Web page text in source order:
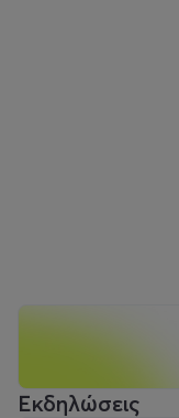
Εκδηλώσεις